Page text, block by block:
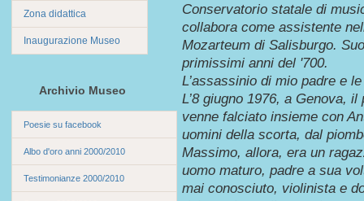
Zona didattica
Inaugurazione Museo
Archivio Museo
Poesie su facebook
Albo d'oro anni 2000/2010
Testimonianze 2000/2010
Conservatorio statale di
collabora come assistente
Mozarteum di Salisburgo.
primissimi anni del '700.
L’assassinio di mio padre e
L’8 giugno 1976, a Genova,
venne falciato insieme con
uomini della scorta, dal
Massimo, allora, era un
uomo maturo, padre a sua
mai conosciuto, violinista e